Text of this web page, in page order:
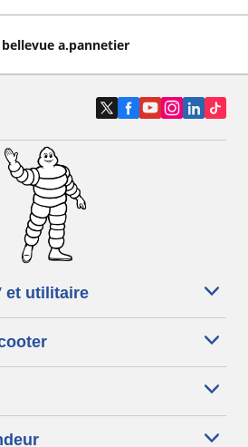
a.pannetier
et utilitaire